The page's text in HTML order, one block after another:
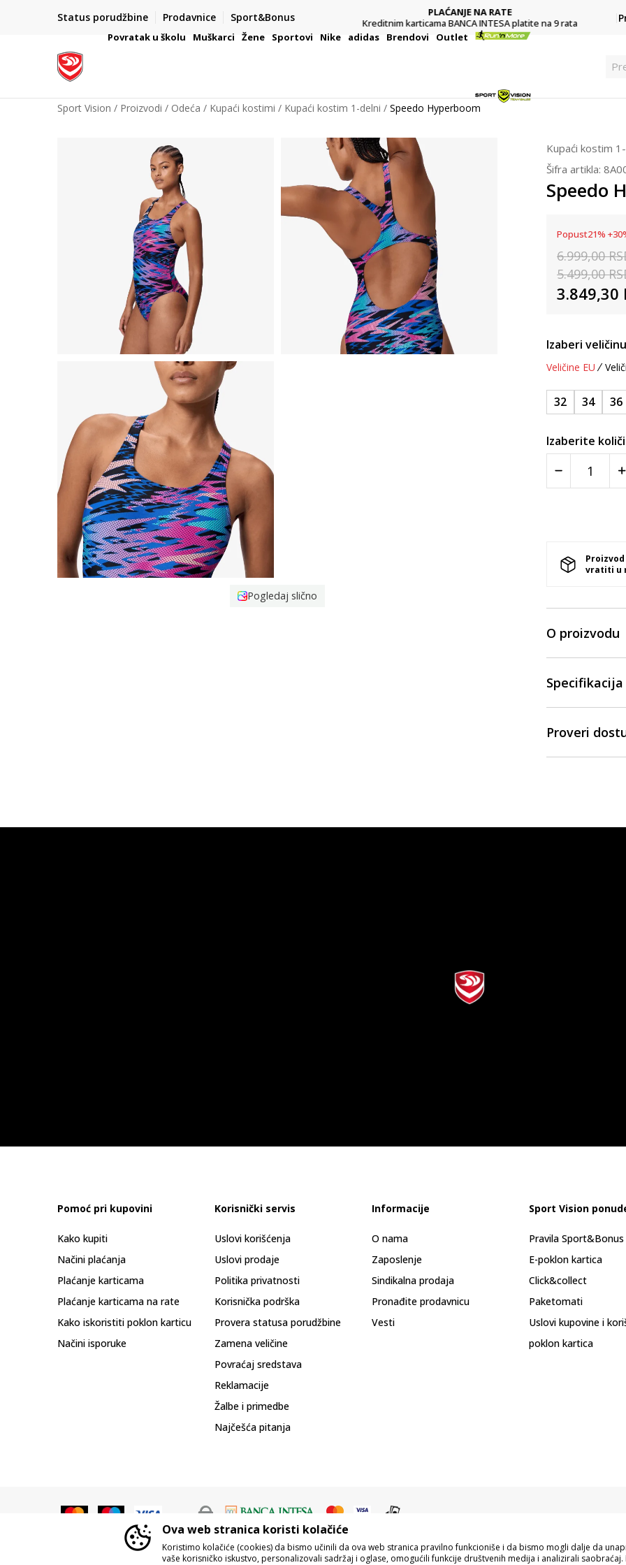
Status porudžbine Prodavnice Sport&Bonus
VAŽNO OBAVEŠTENJE ZA POTROŠAČE
PLAĆANJE NA RATE
Kreditnim karticama BANCA INTESA platite na 9 rata
Povratak u školu Muškarci Žene Sportovi Nike adidas Brendovi Outlet
Sport Vision Proizvodi Odeća Kupaći kostimi Kupaći kostim 1-delni Speedo Hyperboom
Pogledaj slično
Kupaći kostim
Šifra artikla:
Speedo
Popust21% +30
6.999,00
5.499,00
3.849,30
Izaberi
Veličine EU
32 34 36
Izaberite
vratiti u
O proizvodu
Specifikacija
Proveri
Pomoć pri kupovini
Kako kupiti
Načini plaćanja
Plaćanje karticama
Plaćanje karticama na rate
Kako iskoristiti poklon karticu
Načini isporuke
Korisnički servis
Uslovi korišćenja
Uslovi prodaje
Politika privatnosti
Korisnička podrška
Provera statusa porudžbine
Zamena veličine
Povraćaj sredstava
Reklamacije
Žalbe i primedbe
Najčešća pitanja
Informacije
O nama
Zaposlenje
Sindikalna prodaja
Pronađite prodavnicu
Vesti
Sport Vision
Pravila
E-poklon kartica
Click&collect
Paketomati
Uslovi kupovine i
poklon kartica
Ova web stranica koristi kolačiće
Koristimo kolačiće (cookies) da bismo učinili da ova web stranica pravilno funkcioniše i da bismo mogli dalje da
vaše korisničko iskustvo, personalizovali sadržaj i oglase, omogućili funkcije društvenih medija i analizirali